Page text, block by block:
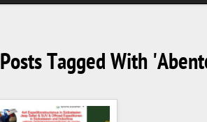
Posts Tagged With